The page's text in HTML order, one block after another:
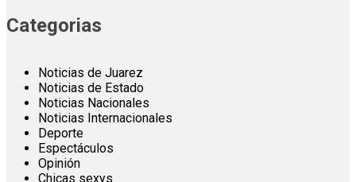
Categorias
Noticias de Juarez
Noticias de Estado
Noticias Nacionales
Noticias Internacionales
Deporte
Espectáculos
Opinión
Chicas sexys